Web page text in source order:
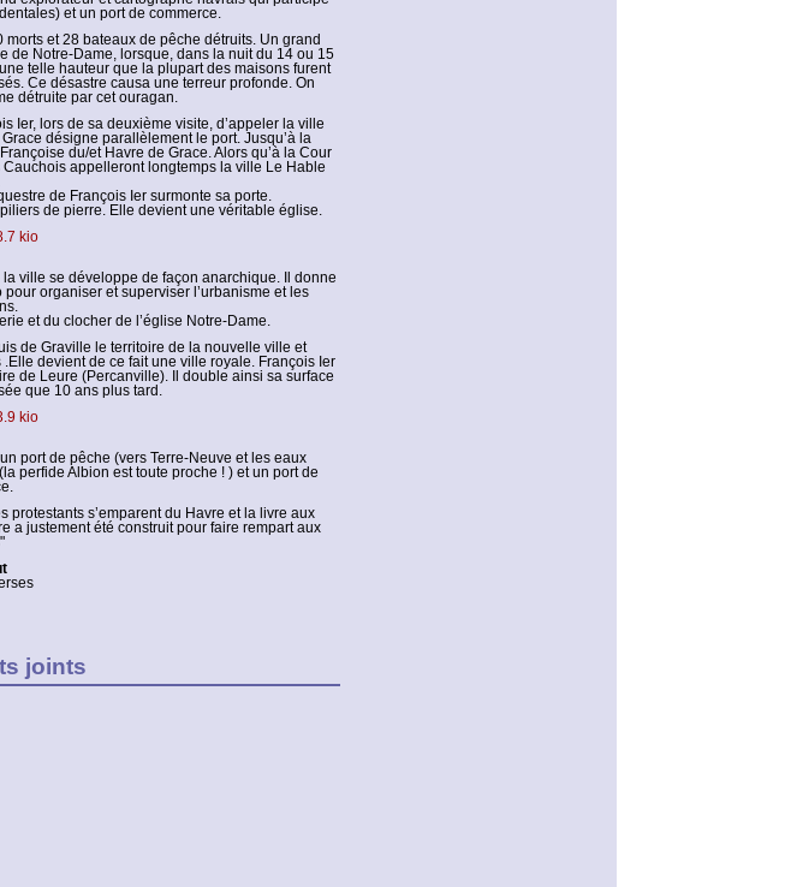
et un port de commerce.
et 28 bateaux de pêche détruits. Un grand
de Notre-Dame, lorsque, dans la nuit du 14 ou 15
telle hauteur que la plupart des maisons furent
Ce désastre causa une terreur profonde. On
détruite par cet ouragan.
Ier, lors de sa deuxième visite, d’appeler la ville
désigne parallèlement le port. Jusqu’à la
du/et Havre de Grace. Alors qu’à la Cour
appelleront longtemps la ville Le Hable
de François Ier surmonte sa porte.
de pierre. Elle devient une véritable église.
ville se développe de façon anarchique. Il donne
organiser et superviser l’urbanisme et les
et du clocher de l’église Notre-Dame.
de Graville le territoire de la nouvelle ville et
devient de ce fait une ville royale. François Ier
de Leure (Percanville). Il double ainsi sa surface
que 10 ans plus tard.
port de pêche (vers Terre-Neuve et les eaux
perfide Albion est toute proche ! ) et un port de
protestants s’emparent du Havre et la livre aux
a justement été construit pour faire rempart aux
joints